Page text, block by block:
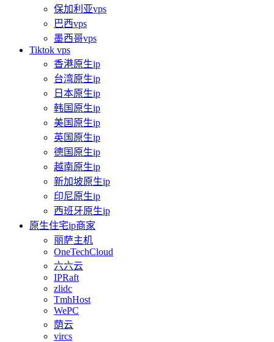
保加利亚vps
巴西vps
墨西哥vps
Tiktok vps
香港原生ip
台湾原生ip
日本原生ip
韩国原生ip
美国原生ip
英国原生ip
德国原生ip
越南原生ip
新加坡原生ip
印尼原生ip
西班牙原生ip
原生住宅ip商家
丽萨主机
OneTechCloud
六六云
IPRaft
zlidc
TmhHost
WePC
荫云
vircs